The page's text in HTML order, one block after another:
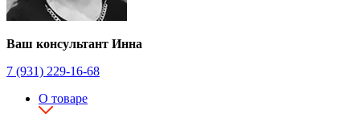
Ваш консультант Инна
7 (931) 229-16-68
О товаре